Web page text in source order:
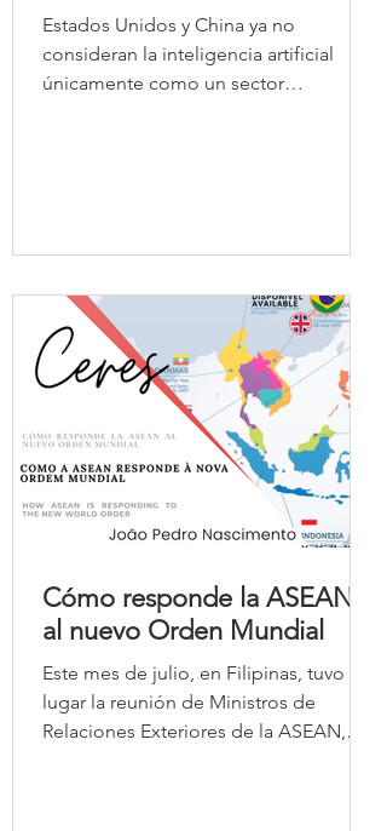
Estados Unidos y China ya no
consideran la inteligencia artificial
únicamente como un sector
algoritmos se parece cada vez más a
tecnológicas del siglo XX
Cómo responde la ASEAN
al nuevo Orden Mundial
Este mes de julio, en Filipinas, tuvo
lugar la reunión de Ministros de
Relaciones Exteriores de la ASEAN,